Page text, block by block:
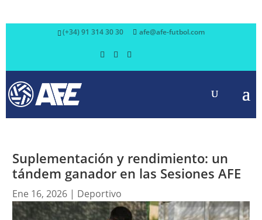
(+34) 91 314 30 30 afe@afe-futbol.com
Suplementación y rendimiento: un
tándem ganador en las Sesiones AFE
Ene 16, 2026| Deportivo